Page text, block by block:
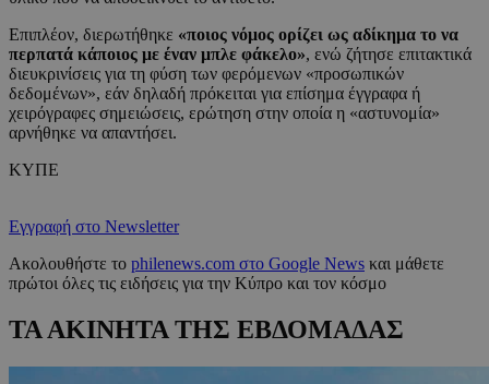
Επιπλέον, διερωτήθηκε «ποιος νόμος ορίζει ως αδίκημα το να
περπατά κάποιος με έναν μπλε φάκελο», ενώ ζήτησε επιτακτικά
διευκρινίσεις για τη φύση των φερόμενων «προσωπικών
δεδομένων», εάν δηλαδή πρόκειται για επίσημα έγγραφα ή
χειρόγραφες σημειώσεις, ερώτηση στην οποία η «αστυνομία»
αρνήθηκε να απαντήσει.
ΚΥΠΕ
Εγγραφή στο Newsletter
Ακολουθήστε το philenews.com στο Google News και μάθετε
πρώτοι όλες τις ειδήσεις για την Κύπρο και τον κόσμο
ΤΑ ΑΚΙΝΗΤΑ ΤΗΣ ΕΒΔΟΜΑΔΑΣ